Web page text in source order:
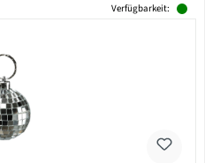
Verfügbarkeit: